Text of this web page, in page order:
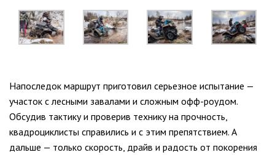
Напоследок маршрут приготовил серьезное испытание —
участок с лесными завалами и сложным офф-роудом.
Обсудив тактику и проверив технику на прочность,
квадроциклисты справились и с этим препятствием. А
дальше — только скорость, драйв и радость от покорения